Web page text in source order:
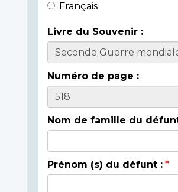
Français
Livre du Souvenir :
Numéro de page :
Nom de famille du
Prénom (s) du défunt :